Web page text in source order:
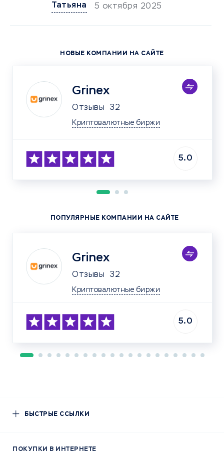
Татьяна 5 октября 2025
НОВЫЕ КОМПАНИИ НА САЙТЕ
Grinex
Отзывы 32
Криптовалютные биржи
5.0
ПОПУЛЯРНЫЕ КОМПАНИИ НА САЙТЕ
Grinex
Отзывы 32
Криптовалютные биржи
5.0
БЫСТРЫЕ ССЫЛКИ
ПОКУПКИ В ИНТЕРНЕТЕ